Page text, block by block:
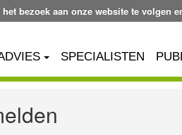
bezoek aan onze website te volgen
SPECIALISTEN